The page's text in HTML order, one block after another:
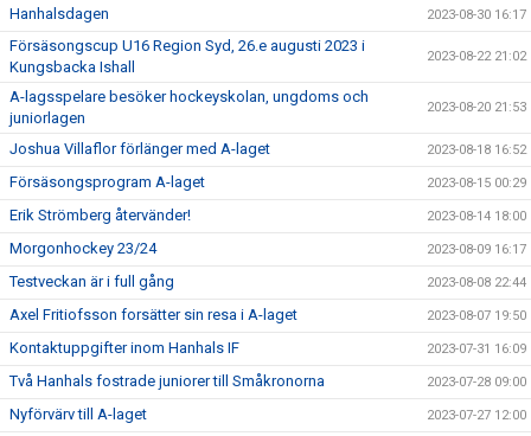
Hanhalsdagen 2023-08-30 16:17
Försäsongscup U16 Region Syd, 26.e augusti 2023 i
Kungsbacka Ishall
2023-08-22 21:02
A-lagsspelare besöker hockeyskolan, ungdoms och
juniorlagen
2023-08-20 21:53
Joshua Villaflor förlänger med A-laget 2023-08-18 16:52
Försäsongsprogram A-laget 2023-08-15 00:29
Erik Strömberg återvänder! 2023-08-14 18:00
Morgonhockey 23/24 2023-08-09 16:17
Testveckan är i full gång 2023-08-08 22:44
Axel Fritiofsson forsätter sin resa i A-laget 2023-08-07 19:50
Kontaktuppgifter inom Hanhals IF 2023-07-31 16:09
Två Hanhals fostrade juniorer till Småkronorna 2023-07-28 09:00
Nyförvärv till A-laget 2023-07-27 12:00